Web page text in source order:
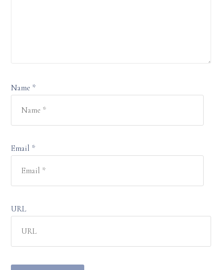
Name *
Email *
URL